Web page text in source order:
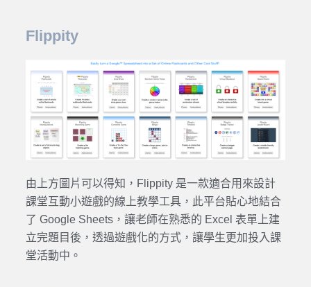
Flippity
由上方圖片可以得知，Flippity 是一款適合用來設計
課堂互動小遊戲的線上教學工具，此平台貼心地結合
了 Google Sheets，讓老師在熟悉的 Excel 表單上建
立完題目後，透過遊戲化的方式，讓學生更加投入課
堂活動中。